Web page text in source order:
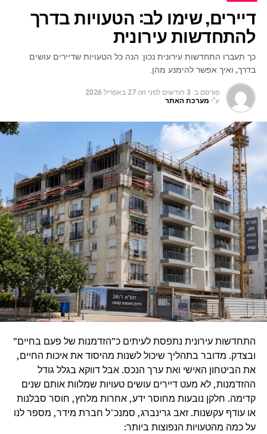
דיירים, שימו לב: הטעויות בדרך
להתחדשות עירונית
כך תעברו התחדשות עירונית נכון: הנה כל הטעויות שדיירים עושים
בדרך, ואיך אפשר להימנע מהן.
פורסם ב: 3 חודשים לפני on 27 באפריל 2026
ע"י מערכת האתר
התחדשות עירונית נתפסת לעיתים כ”הזדמנות של פעם בחיים”
ובצדק. מדובר בתהליך שיכול לשנות מהיסוד את איכות החיים,
את הביטחון האישי ואת ערך הנכס. אבל דווקא בגלל גודל
ההזדמנות, לא מעט דיירים עושים טעויות שמלוות אותם שנים
קדימה. חלקן נובעות מחוסר ידע, אחרות מלחץ, חוסר סבלנות
או עודף עקשנות. זאב גרינברג, סמנכ"ל חברת מידר, מספר לנו
על כמה מהטעויות הנפוצות ביותר: